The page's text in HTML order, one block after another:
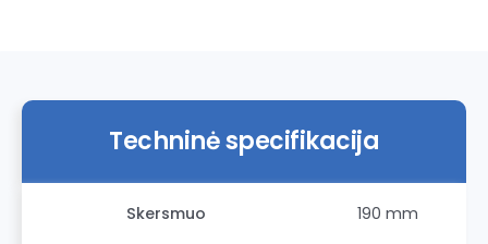
Techninė specifikacija
Skersmuo 190 mm